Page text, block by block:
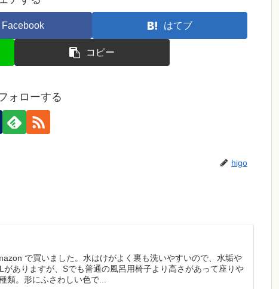
Facebook はてブ
コピー
ォローする
higo
で買いました。水はけがよく裏も洗いやすいので、水垢や
がありますが、Sでも普通の風呂用椅子より高さがあって座りや
類。形にふさわしい色で...